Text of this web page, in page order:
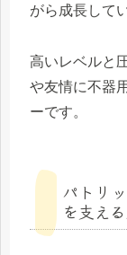
がら成長して
高いレベルと
や友情に不器
ーです。
パトリ
を支え